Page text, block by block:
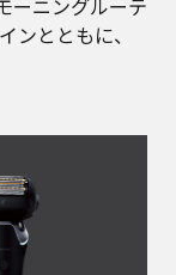
ーニングルーテ
ンとともに、